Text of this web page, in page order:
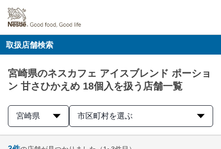
取扱店舗検索
宮崎県のネスカフェ アイスブレンド ポーショ
ン 甘さひかえめ 18個入を扱う店舗一覧
宮崎県 市区町村を選ぶ